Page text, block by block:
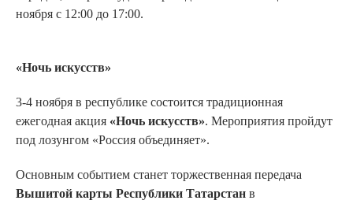
ноября с 12:00 до 17:00.
«Ночь искусств»
3-4 ноября в республике состоится традиционная
ежегодная акция «Ночь искусств». Мероприятия пройдут
под лозунгом «Россия объединяет».
Основным событием станет торжественная передача
Вышитой карты Республики Татарстан в